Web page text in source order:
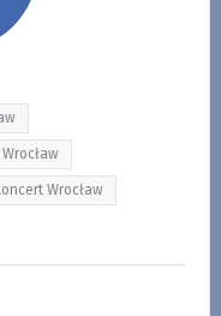
Wrocław